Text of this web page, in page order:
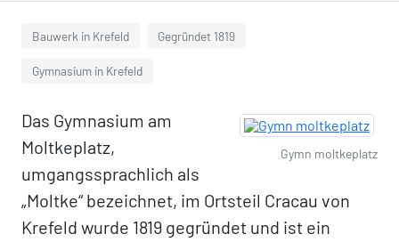
Bauwerk in Krefeld Gegründet 1819
Gymnasium in Krefeld
Gymn moltkeplatz
Das Gymnasium am
Moltkeplatz,
umgangssprachlich als
„Moltke“ bezeichnet, im Ortsteil Cracau von
Krefeld wurde 1819 gegründet und ist ein